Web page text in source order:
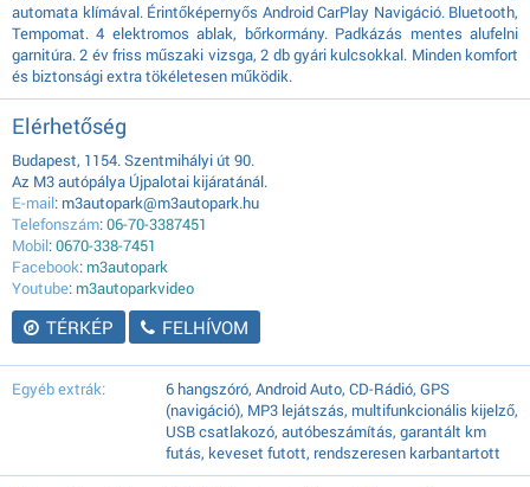
automata klímával. Érintőképernyős Android CarPlay Navigáció. Bluetooth,
Tempomat. 4 elektromos ablak, bőrkormány. Padkázás mentes alufelni
garnitúra. 2 év friss műszaki vizsga, 2 db gyári kulcsokkal. Minden komfort
és biztonsági extra tökéletesen működik.
Elérhetőség
Budapest, 1154. Szentmihályi út 90.
Az M3 autópálya Újpalotai kijáratánál.
E-mail: m3autopark@m3autopark.hu
Telefonszám:06-70-3387451
Mobil:0670-338-7451
Facebook: m3autopark
Youtube: m3autoparkvideo
TÉRKÉP FELHÍVOM
Egyéb extrák:
6 hangszóró, Android Auto, CD-Rádió, GPS
(navigáció), MP3 lejátszás, multifunkcionális kijelző,
USB csatlakozó, autóbeszámítás, garantált km
futás, keveset futott, rendszeresen karbantartott